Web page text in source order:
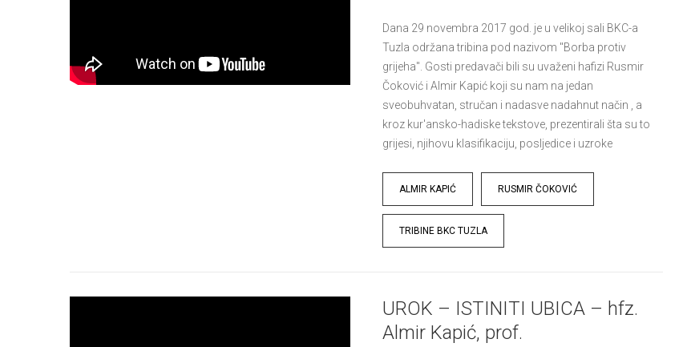
Dana 29 novembra 2017 god. je u velikoj sali BKC-a
Tuzla održana tribina pod nazivom "Borba protiv
grijeha". Gosti predavači bili su uvaženi hafizi Rusmir
Čoković i Almir Kapić koji su nam na jedan
sveobuhvatan, stručan i nadasve nadahnut način , a
kroz kur'ansko-hadiske tekstove, prezentirali šta su to
grijesi, njihovu klasifikaciju, posljedice i uzroke
Tags
ALMIR KAPIĆ RUSMIR ČOKOVIĆ
TRIBINE BKC TUZLA
UROK – ISTINITI UBICA – hfz.
Almir Kapić, prof.